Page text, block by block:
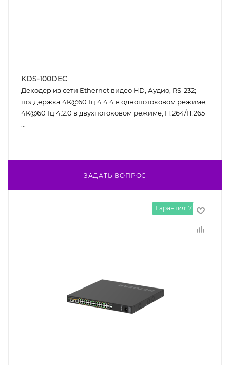
KDS-100DEC
Декодер из сети Ethernet видео HD, Аудио, RS-232;
поддержка 4K@60 Гц 4:4:4 в однопотоковом режиме,
4K@60 Гц 4:2:0 в двухпотоковом режиме, H.264/H.265
ЗАДАТЬ ВОПРОС
Гарантия: 7 лет